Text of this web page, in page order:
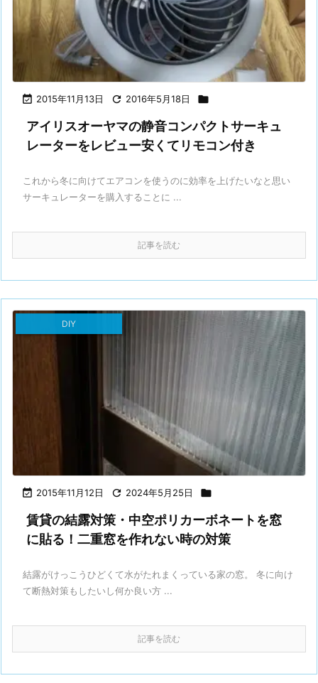
 2015年11月13日  2016年5月18日 
アイリスオーヤマの静音コンパクトサーキュ
レーターをレビュー安くてリモコン付き
これから冬に向けてエアコンを使うのに効率を上げたいなと思い
サーキュレーターを購入することに ...
記事を読む
 2015年11月12日  2024年5月25日 
DIY
賃貸の結露対策・中空ポリカーボネートを窓
に貼る！二重窓を作れない時の対策
結露がけっこうひどくて水がたれまくっている家の窓。 冬に向け
て断熱対策もしたいし何か良い方 ...
記事を読む